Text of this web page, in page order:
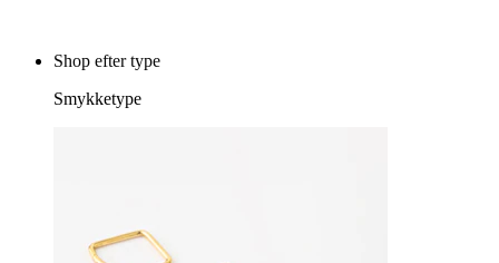
Shop efter type
Smykketype